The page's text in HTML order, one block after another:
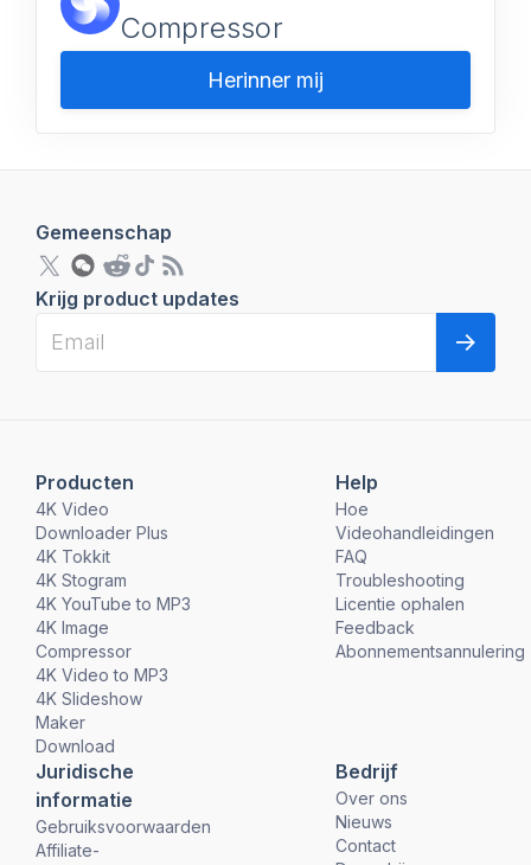
Compressor
Herinner mij
Producten
4K Video
Downloader Plus
4K Tokkit
4K Stogram
4K YouTube to MP3
4K Image
Compressor
4K Video to MP3
4K Slideshow
Maker
Download
Help
Hoe
Videohandleidingen
FAQ
Troubleshooting
Licentie ophalen
Feedback
Abonnementsannulering
Juridische
informatie
Gebruiksvoorwaarden
Affiliate-
Bedrijf
Over ons
Nieuws
Contact
Gemeenschap
Krijg product updates